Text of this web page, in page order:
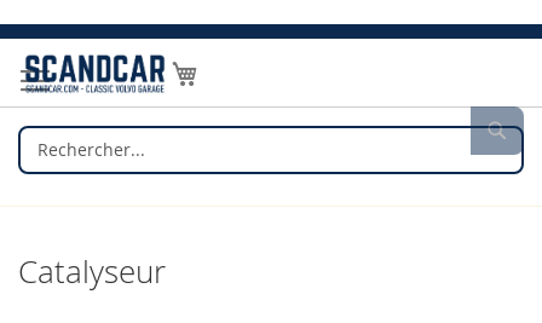
Allez
au
contenu
Mon panier
Catalyseur